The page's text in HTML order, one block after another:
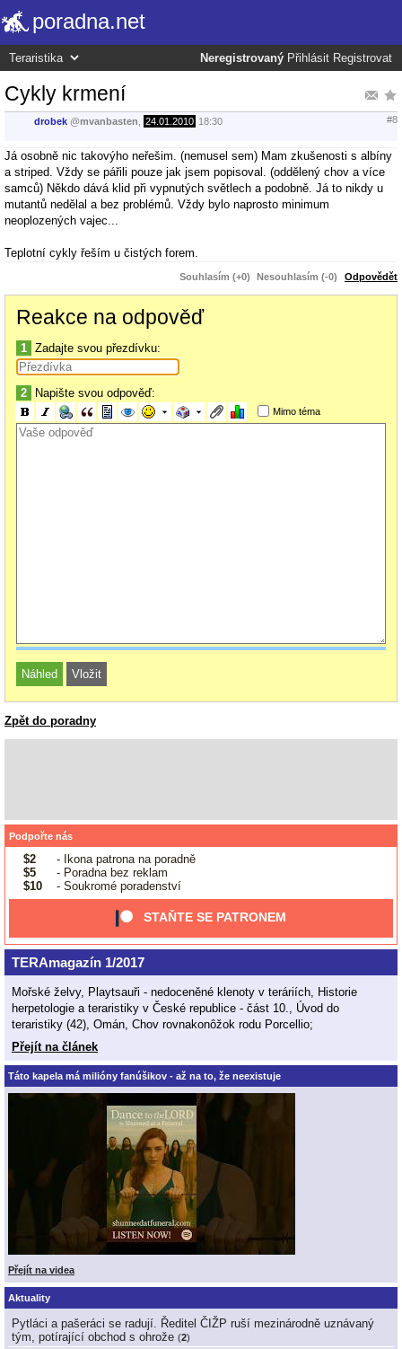
poradna.net
Neregistrovaný Přihlásit Registrovat
Cykly krmení
drobek @mvanbasten 24.01.2010 18:30 #8
Já osobně nic takovýho neřešim. (nemusel sem) Mam zkušenosti s albíny
a striped. Vždy se pářili pouze jak jsem popisoval. (oddělený chov a více
samců) Někdo dává klid při vypnutých světlech a podobně. Já to nikdy u
mutantů nedělal a bez problémů. Vždy bylo naprosto minimum
neoplozených vajec...
Teplotní cykly řeším u čistých forem.
Souhlasím (+0) Nesouhlasím (-0) Odpovědět
Reakce na odpověď
1 Zadajte svou přezdívku:
2 Napište svou odpověď:
Mimo téma
Zpět do poradny
Podpořte nás
$2
- Ikona patrona na poradně
$5
- Poradna bez reklam
$10
- Soukromé poradenství
STAŇTE SE PATRONEM
TERAmagazín 1/2017
Mořské želvy, Playtsauři - nedoceněné klenoty v teráriích, Historie
herpetologie a teraristiky v České republice - část 10., Úvod do
teraristiky (42), Omán, Chov rovnakonôžok rodu Porcellio;
Přejít na článek
Táto kapela má milióny fanúšikov - až na to, že neexistuje
Přejít na videa
Aktuality
Pytláci a pašeráci se radují. Ředitel ČIŽP ruší mezinárodně uznávaný
tým, potírající obchod s ohrože (2)